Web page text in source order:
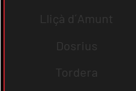
Lliçà d´Amunt
Dosrius
Tordera